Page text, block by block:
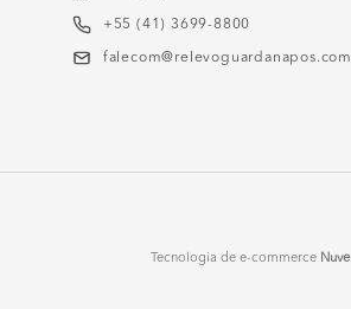
+55 (41) 3699-8800
Tecnologia de e-commerce